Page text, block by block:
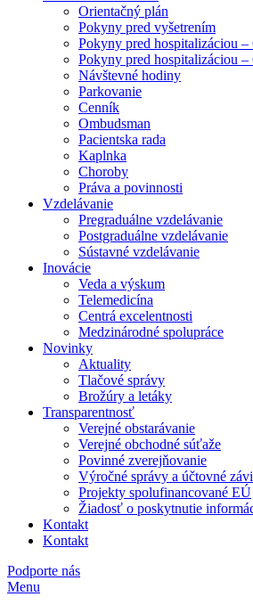
Orientačný plán
Pokyny pred vyšetrením
Pokyny pred hospitalizáciou
Pokyny pred hospitalizáciou –
Návštevné hodiny
Parkovanie
Cenník
Ombudsman
Pacientska rada
Kaplnka
Choroby
Práva a povinnosti
Vzdelávanie
Pregraduálne vzdelávanie
Postgraduálne vzdelávanie
Sústavné vzdelávanie
Inovácie
Veda a výskum
Telemedicína
Centrá excelentnosti
Medzinárodné spolupráce
Novinky
Aktuality
Tlačové správy
Brožúry a letáky
Transparentnosť
Verejné obstarávanie
Verejné obchodné súťaže
Povinné zverejňovanie
Výročné správy a účtovné
Projekty spolufinancované EÚ
Žiadosť o poskytnutie
Kontakt
Kontakt
Podporte nás
Menu